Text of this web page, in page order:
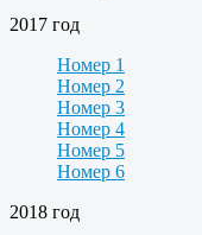
2017 год
Номер 1
Номер 2
Номер 3
Номер 4
Номер 5
Номер 6
2018 год